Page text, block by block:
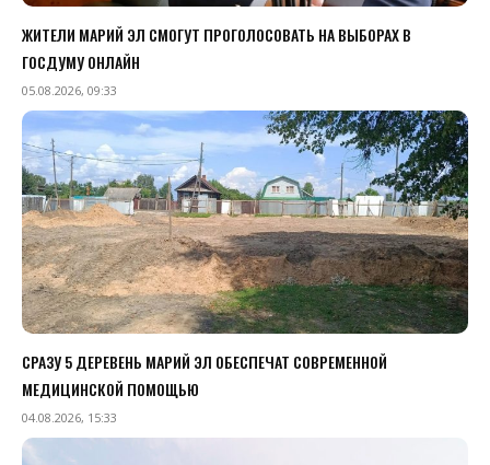
ЖИТЕЛИ МАРИЙ ЭЛ СМОГУТ ПРОГОЛОСОВАТЬ НА ВЫБОРАХ В
ГОСДУМУ ОНЛАЙН
05.08.2026, 09:33
СРАЗУ 5 ДЕРЕВЕНЬ МАРИЙ ЭЛ ОБЕСПЕЧАТ СОВРЕМЕННОЙ
МЕДИЦИНСКОЙ ПОМОЩЬЮ
04.08.2026, 15:33